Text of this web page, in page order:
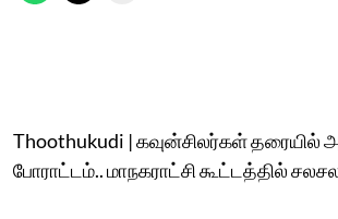
Thoothukudi | கவுன்சிலர்கள் தரையில்
போராட்டம்.. மாநகராட்சி கூட்டத்தில்